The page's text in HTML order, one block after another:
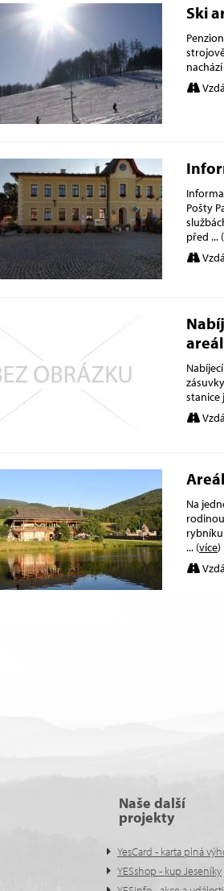
Ski
Pošty
před ... (
stanice
Na
rybníku
... (více)
Naše další
projekty
YesCard - karta plná
YESshop - kup Jeseníky